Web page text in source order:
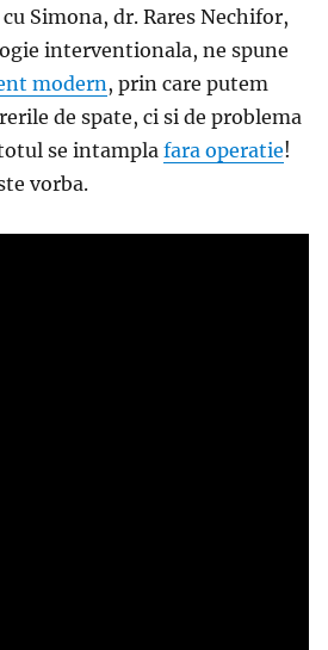
Simona, dr. Rares Nechifor,
interventionala, ne spune
modern , prin care putem
de spate, ci si de problema
se intampla fara operatie!
vorba.